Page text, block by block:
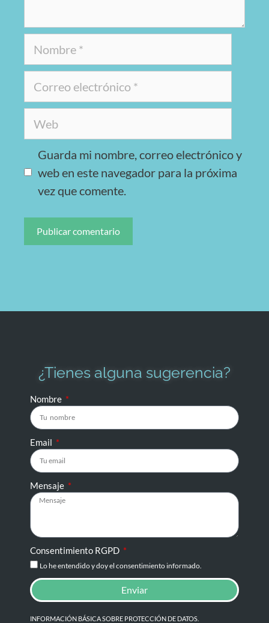
Guarda mi nombre, correo electrónico y
web en este navegador para la próxima
vez que comente.
¿Tienes alguna sugerencia?
Nombre
Email
Mensaje
Consentimiento RGPD
Lo he entendido y doy el consentimiento informado.
Enviar
INFORMACIÓN BÁSICA SOBRE PROTECCIÓN DE DATOS